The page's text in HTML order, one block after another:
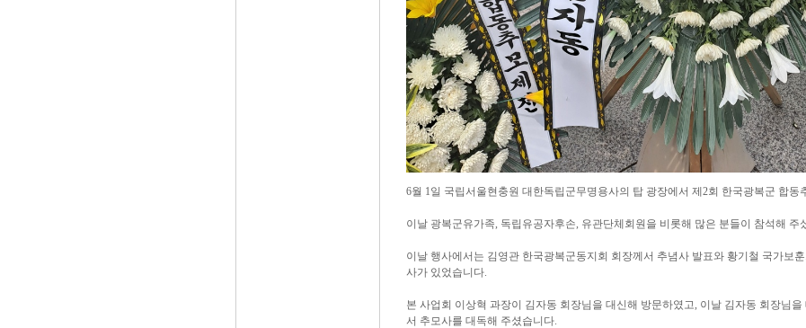
6월 1일 국립서울현충원 대한독립군무명용사의 탑 광장에서 제2회 한국광복군 합동
이날 광복군유가족, 독립유공자후손, 유관단체회원을 비롯해 많은 분들이 참석해 주
이날 행사에서는 김영관 한국광복군동지회 회장께서 추념사 발표와 황기철 국가보
사가 있었습니다.
본 사업회 이상혁 과장이 김자동 회장님을 대신해 방문하였고, 이날 김자동 회장님을
서 추모사를 대독해 주셨습니다.